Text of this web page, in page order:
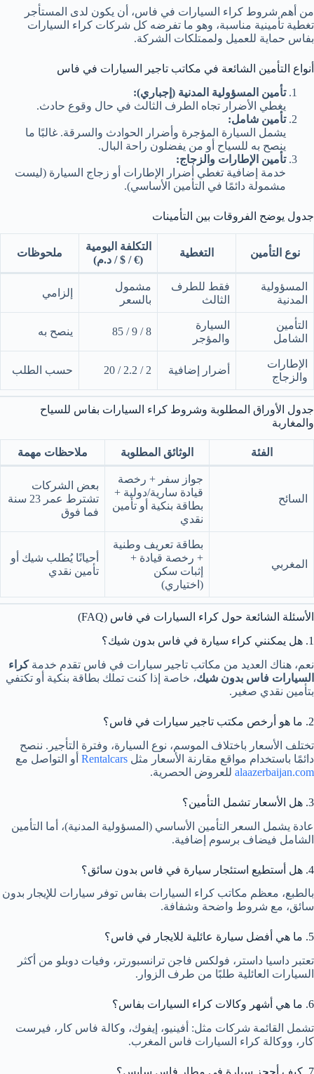
من أهم شروط كراء السيارات في فاس، أن يكون لدى المستأجر
تغطية تأمينية مناسبة، وهو ما تفرضه كل شركات كراء السيارات
بفاس حماية للعميل ولممتلكات الشركة.
أنواع التأمين الشائعة في مكاتب تاجير السيارات في فاس
تأمين المسؤولية المدنية (إجباري):
يغطي الأضرار تجاه الطرف الثالث في حال وقوع حادث.
تأمين شامل:
يشمل السيارة المؤجرة وأضرار الحوادث والسرقة. غالبًا ما
ينصح به للسياح أو من يفضلون راحة البال.
تأمين الإطارات والزجاج:
خدمة إضافية تغطي أضرار الإطارات أو زجاج السيارة (ليست
مشمولة دائمًا في التأمين الأساسي).
جدول يوضح الفروقات بين التأمينات
نوع التأمين التغطية
التكلفة اليومية
(€ / $ / د.م)
ملحوظات
المسؤولية
المدنية
فقط للطرف
الثالث
مشمول
بالسعر
إلزامي
التأمين
الشامل
السيارة
والمؤجر
8 / 9 / 85 ينصح به
الإطارات
والزجاج
أضرار إضافية 2 / 2.2 / 20 حسب الطلب
جدول الأوراق المطلوبة وشروط كراء السيارات بفاس للسياح
والمغاربة
الفئة الوثائق المطلوبة ملاحظات مهمة
السائح
جواز سفر + رخصة
قيادة سارية/دولية +
بطاقة بنكية أو تأمين
نقدي
بعض الشركات
تشترط عمر 23 سنة
فما فوق
المغربي
بطاقة تعريف وطنية
+ رخصة قيادة +
إثبات سكن
(اختياري)
أحيانًا يُطلب شيك أو
تأمين نقدي
الأسئلة الشائعة حول كراء السيارات في فاس (FAQ)
1. هل يمكنني كراء سيارة في فاس بدون شيك؟
نعم، هناك العديد من مكاتب تاجير سيارات في فاس تقدم خدمةكراء
السيارات فاس بدون شيك، خاصة إذا كنت تملك بطاقة بنكية أو تكتفي
بتأمين نقدي صغير.
2. ما هو أرخص مكتب تاجير سيارات في فاس؟
تختلف الأسعار باختلاف الموسم، نوع السيارة، وفترة التأجير. ننصح
دائمًا باستخدام مواقع مقارنة الأسعار مثل Rentalcars أو التواصل مع
alaazerbaijan.com للعروض الحصرية.
3. هل الأسعار تشمل التأمين؟
عادة يشمل السعر التأمين الأساسي (المسؤولية المدنية)، أما التأمين
الشامل فيضاف برسوم إضافية.
4. هل أستطيع استئجار سيارة في فاس بدون سائق؟
بالطبع، معظم مكاتب كراء السيارات بفاس توفر سيارات للإيجار بدون
سائق، مع شروط واضحة وشفافة.
5. ما هي أفضل سيارة عائلية للايجار في فاس؟
تعتبر داسيا داستر، فولكس فاجن ترانسبورتر، وفيات دوبلو من أكثر
السيارات العائلية طلبًا من طرف الزوار.
6. ما هي أشهر وكالات كراء السيارات بفاس؟
تشمل القائمة شركات مثل: أفينيو، إيفوك، وكالة فاس كار، فيرست
كار، ووكالة كراء السيارات فاس المغرب.
7. كيف أحجز سيارة في مطار فاس سايس؟